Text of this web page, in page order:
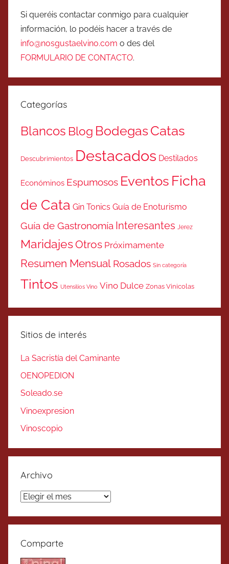
Si queréis contactar conmigo para cualquier
información, lo podéis hacer a través de
info@nosgustaelvino.com o des del
FORMULARIO DE CONTACTO.
Categorías
Blancos Blog BodegasCatas
Descubrimientos Destacados Destilados
Económinos Espumosos Eventos Ficha
de Cata Gin Tonics Guía de Enoturismo
Guía de Gastronomía Interesantes Jerez
MaridajesOtros Próximamente
Resumen Mensual Rosados Sin categoría
Tintos Utensilios Vino Vino Dulce Zonas Vinicolas
Sitios de interés
La Sacristía del Caminante
OENOPEDION
Soleado.se
Vinoexpresion
Vinoscopio
Archivo
Archivo
Comparte